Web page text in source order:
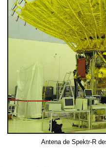
Antena de Spektr-R